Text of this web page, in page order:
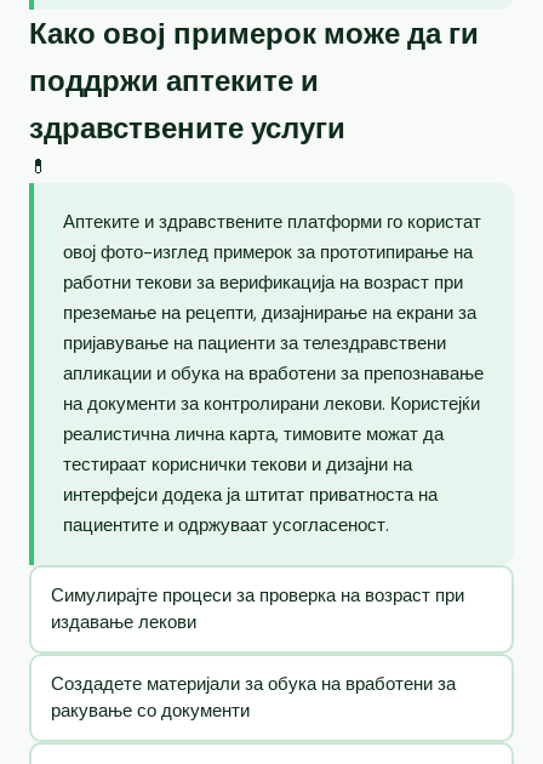
Како овој примерок може да ги
поддржи аптеките и
здравствените услуги
💊
Аптеките и здравствените платформи го користат
овој фото-изглед примерок за прототипирање на
работни текови за верификација на возраст при
преземање на рецепти, дизајнирање на екрани за
пријавување на пациенти за телездравствени
апликации и обука на вработени за препознавање
на документи за контролирани лекови. Користејќи
реалистична лична карта, тимовите можат да
тестираат кориснички текови и дизајни на
интерфејси додека ја штитат приватноста на
пациентите и одржуваат усогласеност.
Симулирајте процеси за проверка на возраст при
издавање лекови
Создадете материјали за обука на вработени за
ракување со документи